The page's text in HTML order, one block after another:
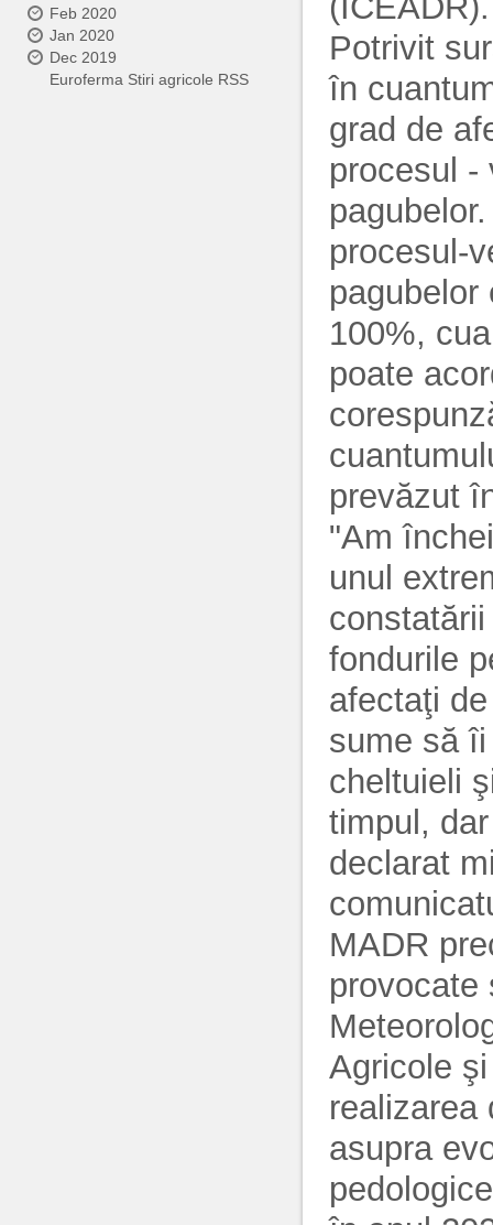
Feb 2020
Jan 2020
Dec 2019
Euroferma Stiri agricole RSS
Potrivit
în
grad de
procesul -
procesul-
100%,
poate
prevăzut
"Am
unul
fondurile
afectaţi
sume să
cheltuieli
timpul,
declarat
MADR
provocate
Agricole
realizarea
asupra